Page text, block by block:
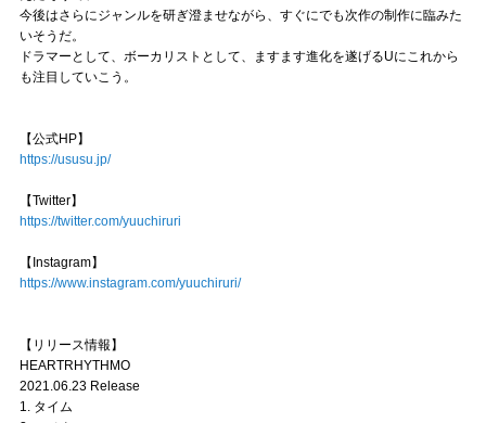
今後はさらにジャンルを研ぎ澄ませながら、すぐにでも次作の制作に臨みた
いそうだ。
ドラマーとして、ボーカリストとして、ますます進化を遂げるUにこれから
も注目していこう。
【公式HP】
https://ususu.jp/
【Twitter】
https://twitter.com/yuuchiruri
【Instagram】
https://www.instagram.com/yuuchiruri/
【リリース情報】
HEARTRHYTHMO
2021.06.23 Release
1. タイム